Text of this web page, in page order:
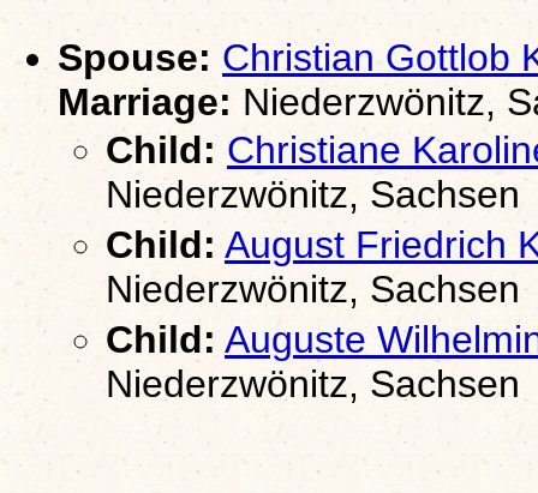
Spouse: Christian Gottlob
Marriage: Niederzwönitz,
Child: Christiane
Niederzwönitz, Sachsen
Child:August Friedrich
Niederzwönitz, Sachsen
Child: Auguste
Niederzwönitz, Sachsen